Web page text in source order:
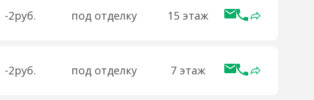
-2руб. под отделку 15 этаж
-2руб. под отделку 7 этаж